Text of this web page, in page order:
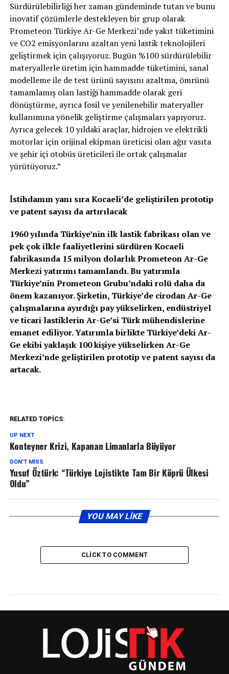
Sürdürülebilirliği her zaman gündeminde tutan ve bunu
inovatif çözümlerle destekleyen bir grup olarak
Prometeon Türkiye Ar-Ge Merkezi’nde yakıt tüketimini
ve CO2 emisyonlarını azaltan yeni lastik teknolojileri
geliştirmek için çalışıyoruz. Bugün %100 sürdürülebilir
materyallerle üretim için hammadde tüketimini, sanal
modelleme ile de test ürünü sayısını azaltma, ömrünü
tamamlamış olan lastiği hammadde olarak geri
dönüştürme, ayrıca fosil ve yenilenebilir materyaller
kullanımına yönelik geliştirme çalışmaları yapıyoruz.
Ayrıca gelecek 10 yıldaki araçlar, hidrojen ve elektrikli
motorlar için orijinal ekipman üreticisi olan ağır vasıta
ve şehir içi otobüs üreticileri ile ortak çalışmalar
yürütüyoruz.”
İstihdamın yanı sıra Kocaeli’de geliştirilen prototip
ve patent sayısı da artırılacak
1960 yılında Türkiye’nin ilk lastik fabrikası olan ve
pek çok ilkle faaliyetlerini sürdüren Kocaeli
fabrikasında 15 milyon dolarlık Prometeon Ar-Ge
Merkezi yatırımı tamamlandı. Bu yatırımla
Türkiye’nin Prometeon Grubu’ndaki rolü daha da
önem kazanıyor. Şirketin, Türkiye’de cirodan Ar-Ge
çalışmalarına ayırdığı pay yükselirken, endüstriyel
ve ticari lastiklerin Ar-Ge’si Türk mühendislerine
emanet ediliyor. Yatırımla birlikte Türkiye’deki Ar-
Ge ekibi yaklaşık 100 kişiye yükselirken Ar-Ge
Merkezi’nde geliştirilen prototip ve patent sayısı da
artacak.
RELATED TOPICS:
UP NEXT
Konteyner Krizi, Kapanan Limanlarla Büyüyor
DON'T MISS
Yusuf Öztürk: “Türkiye Lojistikte Tam Bir Köprü Ülkesi
Oldu”
YOU MAY LIKE
CLICK TO COMMENT